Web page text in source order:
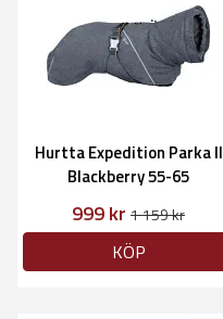
Hurtta Expedition Parka II
Blackberry 55-65
999 kr 1 159 kr
KÖP